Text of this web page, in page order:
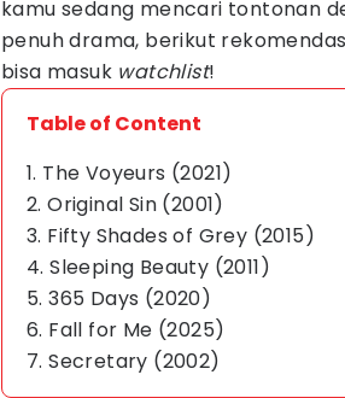
kamu sedang mencari tontonan
penuh drama, berikut
bisa masuk watchlist!
Table of Content
1. The Voyeurs (2021)
2. Original Sin (2001)
3. Fifty Shades of Grey (2015)
4. Sleeping Beauty (2011)
5. 365 Days (2020)
6. Fall for Me (2025)
7. Secretary (2002)